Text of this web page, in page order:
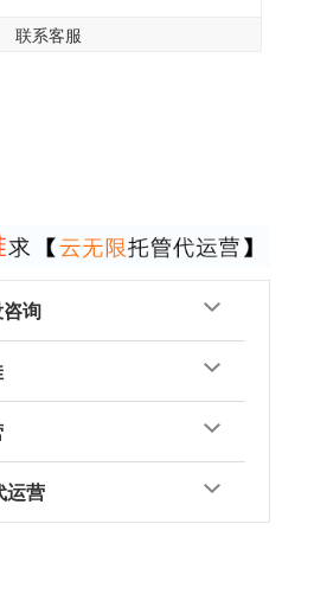
联系客服
询
运营